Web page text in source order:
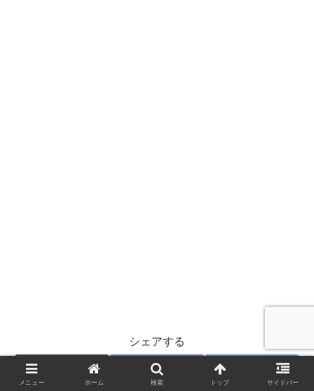
シェアする
Facebook
メニュー ホーム 検索 トップ サイドバー